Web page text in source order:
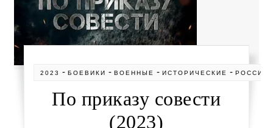
2023 -БОЕВИКИ -ВОЕННЫЕ -ИСТОРИЧЕСКИЕ -РОССИЯ
По приказу совести
(2023)